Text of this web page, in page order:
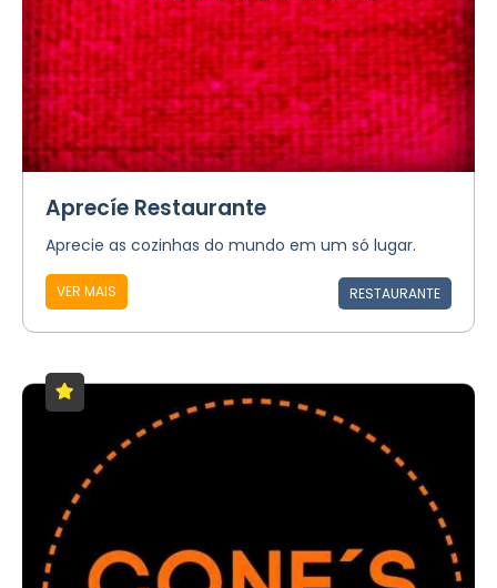
Aprecíe Restaurante
Aprecie as cozinhas do mundo em um só lugar.
VER MAIS RESTAURANTE